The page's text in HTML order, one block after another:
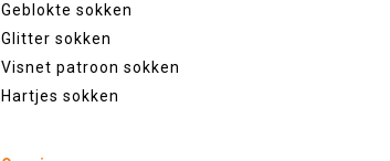
Geblokte sokken
Glitter sokken
Visnet patroon sokken
Hartjes sokken